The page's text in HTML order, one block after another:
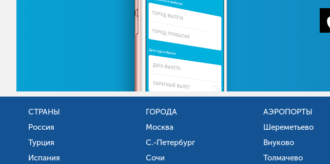
СТРАНЫ
Россия
Турция
Испания
ГОРОДА
Москва
С.-Петербург
Сочи
АЭРОПОРТЫ
Шереметьево
Внуково
Толмачево